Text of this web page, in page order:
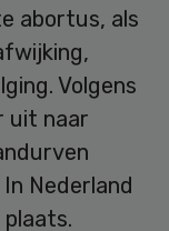
abortus, als
Volgens
uit naar
Nederland